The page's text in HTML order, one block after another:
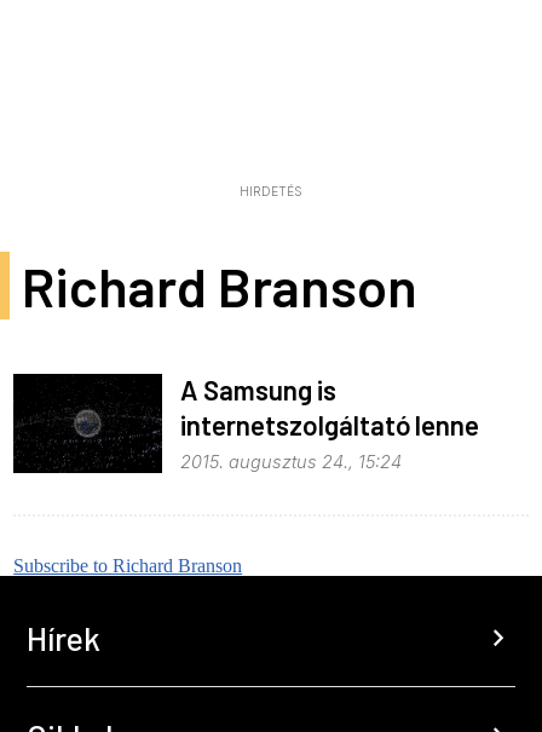
HIRDETÉS
Richard Branson
A Samsung is
internetszolgáltató lenne
2015. augusztus 24., 15:24
Subscribe to Richard Branson
Hírek chevron_right